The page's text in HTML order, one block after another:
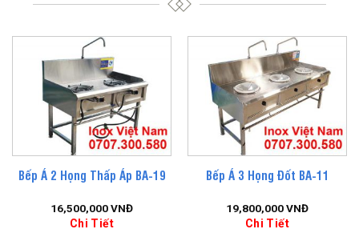
Bếp Á 2 Họng Thấp Áp BA-19
16,500,000VNĐ
Chi Tiết
Bếp Á 3 Họng Đốt BA-11
19,800,000VNĐ
Chi Tiết